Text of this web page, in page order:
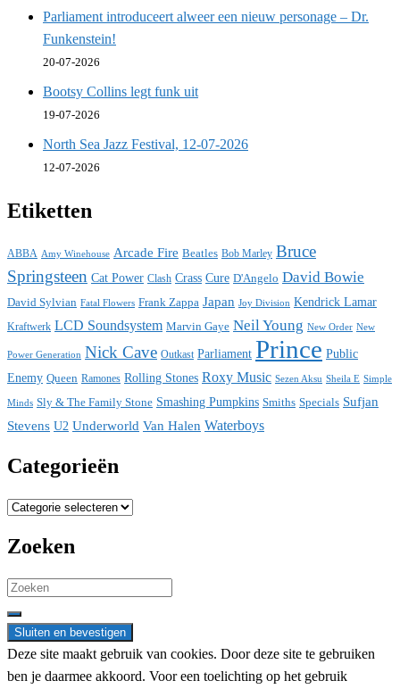
Parliament introduceert alweer een nieuw personage – Dr.
Funkenstein!
20-07-2026
Bootsy Collins legt funk uit
19-07-2026
North Sea Jazz Festival, 12-07-2026
12-07-2026
Etiketten
ABBA Amy Winehouse Arcade Fire Beatles Bob Marley Bruce
Springsteen Cat Power Clash Crass Cure D'Angelo David Bowie
David Sylvian Fatal Flowers Frank Zappa Japan Joy Division Kendrick Lamar
Kraftwerk LCD Soundsystem Marvin Gaye Neil Young New Order New
Power Generation Nick Cave Outkast Parliament Prince Public
Enemy Queen Ramones Rolling Stones Roxy Music Sezen Aksu Sheila E Simple
Minds Sly & The Family Stone Smashing Pumpkins Smiths Specials Sufjan
Stevens U2 Underworld Van Halen Waterboys
Categorieën
Categorieën
Zoeken
Search
for:
Deze site maakt gebruik van cookies. Door deze site te gebruiken
ben je daarmee akkoord. Voor een toelichting op het gebruik